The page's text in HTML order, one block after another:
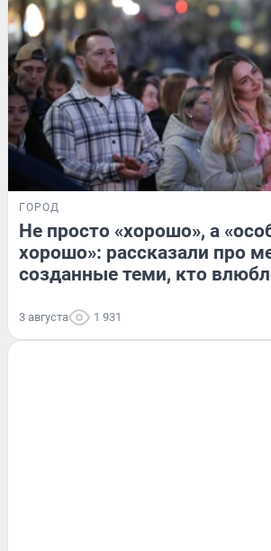
ГОРОД
Не просто «хорошо», а
хорошо»: рассказали про
созданные теми, кто
3 августа 1 931